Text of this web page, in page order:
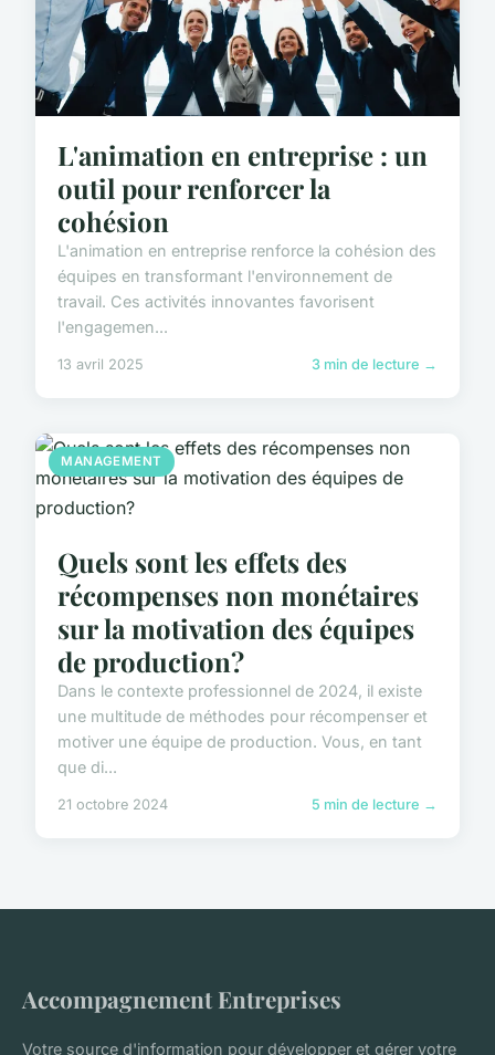
L'animation en entreprise : un
outil pour renforcer la
cohésion
L'animation en entreprise renforce la cohésion des
équipes en transformant l'environnement de
travail. Ces activités innovantes favorisent
l'engagemen...
13 avril 2025 3 min de lecture →
MANAGEMENT
Quels sont les effets des
récompenses non monétaires
sur la motivation des équipes
de production?
Dans le contexte professionnel de 2024, il existe
une multitude de méthodes pour récompenser et
motiver une équipe de production. Vous, en tant
que di...
21 octobre 2024 5 min de lecture →
Accompagnement Entreprises
Votre source d'information pour développer et gérer votre